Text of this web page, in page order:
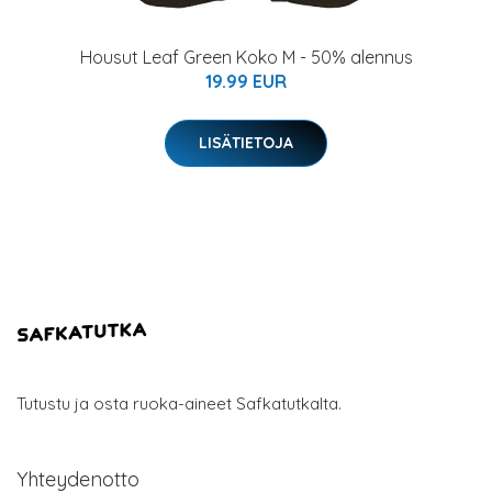
Housut Leaf Green Koko M - 50% alennus
19.99 EUR
LISÄTIETOJA
Tutustu ja osta ruoka-aineet Safkatutkalta.
Yhteydenotto